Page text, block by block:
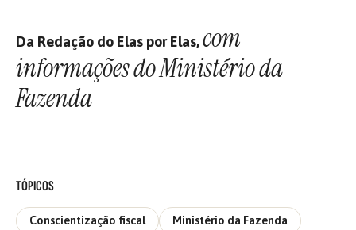
Da Redação do Elas por Elas,com
informações do Ministério da
Fazenda
TÓPICOS
Conscientização fiscal Ministério da Fazenda